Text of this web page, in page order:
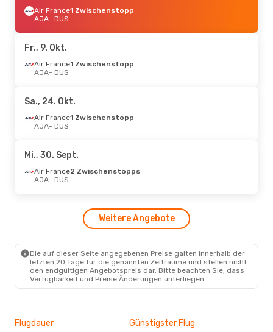
Air France1 Zwischenstopp
AJA- DUS
Fr., 9. Okt.
Air France1 Zwischenstopp
AJA- DUS
Sa., 24. Okt.
Air France1 Zwischenstopp
AJA- DUS
Mi., 30. Sept.
Air France2 Zwischenstopps
AJA- DUS
Weitere Angebote
Die auf dieser Seite angegebenen Preise galten innerhalb der
letzten 20 Tage für die genannten Zeiträume und stellen nicht
den endgültigen Angebotspreis dar. Bitte beachten Sie, dass
Verfügbarkeit und Preise Änderungen unterliegen.
Flugdauer Günstigster Flug